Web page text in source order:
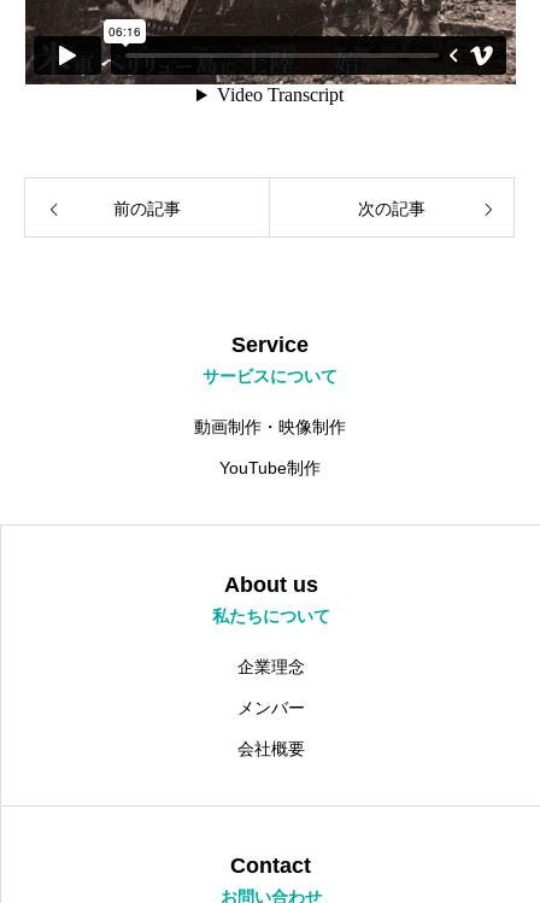
Blog 前の記事 次の記事
Service
サービスについて
動画制作・映像制作
YouTube制作
About us
私たちについて
企業理念
メンバー
会社概要
Contact
お問い合わせ